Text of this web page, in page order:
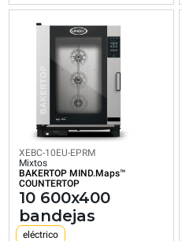
CO2/día
$ 36.000.000,00
CO2/día
$ 39.150.000,00
sin IVA
XEBC-10EU-EPRM
Mixtos
BAKERTOP MIND.Maps™
COUNTERTOP
10 600x400
bandejas
eléctrico